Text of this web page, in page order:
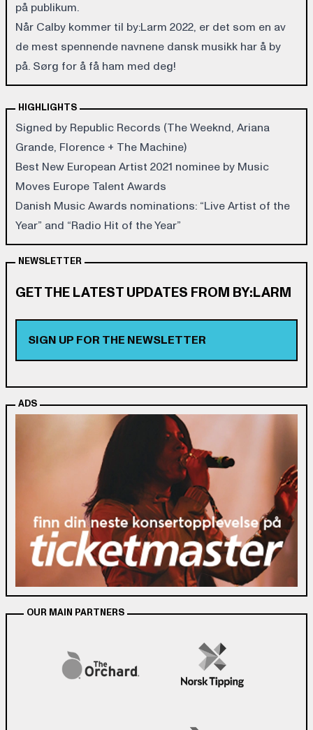
på publikum.
Når Calby kommer til by:Larm 2022, er det som en av
de mest spennende navnene dansk musikk har å by
på. Sørg for å få ham med deg!
HIGHLIGHTS
Signed by Republic Records (The Weeknd, Ariana
Grande, Florence + The Machine)
Best New European Artist 2021 nominee by Music
Moves Europe Talent Awards
Danish Music Awards nominations: “Live Artist of the
Year” and “Radio Hit of the Year”
NEWSLETTER
GET THE LATEST UPDATES FROM BY:LARM
SIGN UP FOR THE NEWSLETTER
ADS
OUR MAIN PARTNERS